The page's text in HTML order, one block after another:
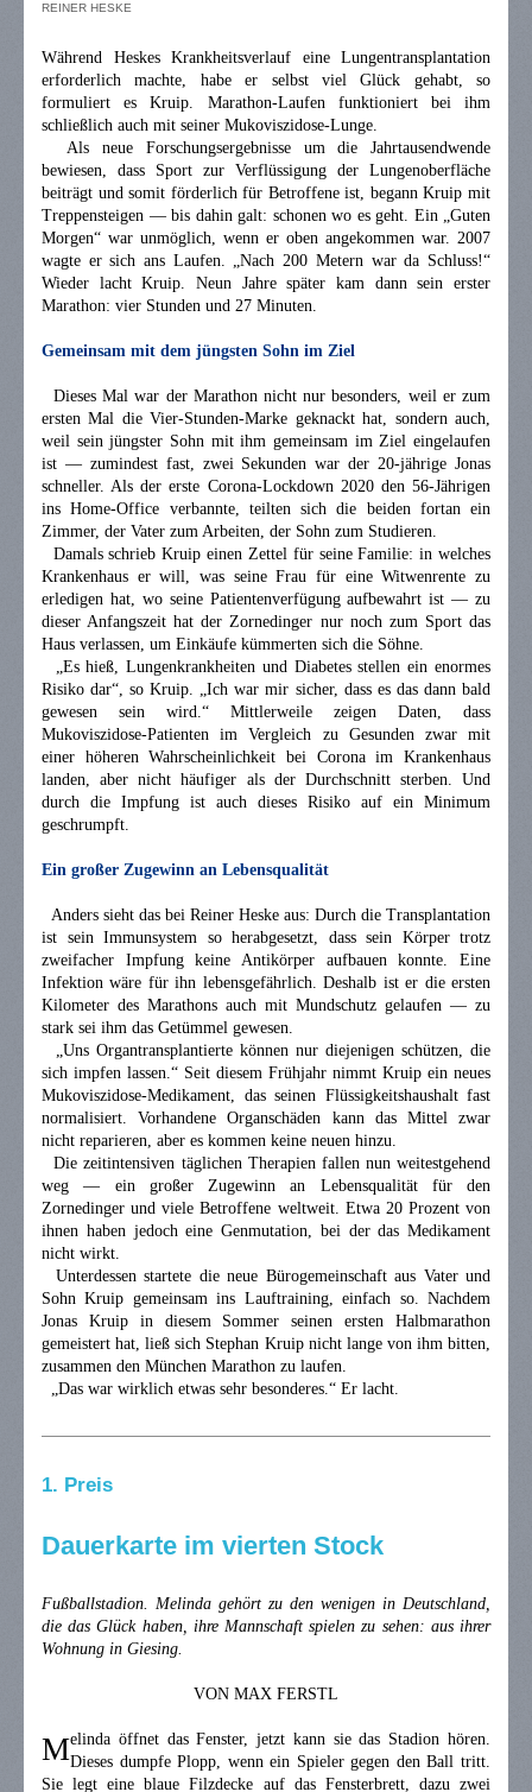
REINER HESKE
Während Heskes Krankheitsverlauf eine Lungentransplantation
erforderlich machte, habe er selbst viel Glück gehabt, so
formuliert es Kruip. Marathon-Laufen funktioniert bei ihm
schließlich auch mit seiner Mukoviszidose-Lunge.
Als neue Forschungsergebnisse um die Jahrtausendwende
bewiesen, dass Sport zur Verflüssigung der Lungenoberfläche
beiträgt und somit förderlich für Betroffene ist, begann Kruip mit
Treppensteigen — bis dahin galt: schonen wo es geht. Ein „Guten
Morgen“ war unmöglich, wenn er oben angekommen war. 2007
wagte er sich ans Laufen. „Nach 200 Metern war da Schluss!“
Wieder lacht Kruip. Neun Jahre später kam dann sein erster
Marathon: vier Stunden und 27 Minuten.
Gemeinsam mit dem jüngsten Sohn im Ziel
Dieses Mal war der Marathon nicht nur besonders, weil er zum
ersten Mal die Vier-Stunden-Marke geknackt hat, sondern auch,
weil sein jüngster Sohn mit ihm gemeinsam im Ziel eingelaufen
ist — zumindest fast, zwei Sekunden war der 20-jährige Jonas
schneller. Als der erste Corona-Lockdown 2020 den 56-Jährigen
ins Home-Office verbannte, teilten sich die beiden fortan ein
Zimmer, der Vater zum Arbeiten, der Sohn zum Studieren.
Damals schrieb Kruip einen Zettel für seine Familie: in welches
Krankenhaus er will, was seine Frau für eine Witwenrente zu
erledigen hat, wo seine Patientenverfügung aufbewahrt ist — zu
dieser Anfangszeit hat der Zornedinger nur noch zum Sport das
Haus verlassen, um Einkäufe kümmerten sich die Söhne.
„Es hieß, Lungenkrankheiten und Diabetes stellen ein enormes
Risiko dar“, so Kruip. „Ich war mir sicher, dass es das dann bald
gewesen sein wird.“ Mittlerweile zeigen Daten, dass
Mukoviszidose-Patienten im Vergleich zu Gesunden zwar mit
einer höheren Wahrscheinlichkeit bei Corona im Krankenhaus
landen, aber nicht häufiger als der Durchschnitt sterben. Und
durch die Impfung ist auch dieses Risiko auf ein Minimum
geschrumpft.
Ein großer Zugewinn an Lebensqualität
Anders sieht das bei Reiner Heske aus: Durch die Transplantation
ist sein Immunsystem so herabgesetzt, dass sein Körper trotz
zweifacher Impfung keine Antikörper aufbauen konnte. Eine
Infektion wäre für ihn lebensgefährlich. Deshalb ist er die ersten
Kilometer des Marathons auch mit Mundschutz gelaufen — zu
stark sei ihm das Getümmel gewesen.
„Uns Organtransplantierte können nur diejenigen schützen, die
sich impfen lassen.“ Seit diesem Frühjahr nimmt Kruip ein neues
Mukoviszidose-Medikament, das seinen Flüssigkeitshaushalt fast
normalisiert. Vorhandene Organschäden kann das Mittel zwar
nicht reparieren, aber es kommen keine neuen hinzu.
Die zeitintensiven täglichen Therapien fallen nun weitestgehend
weg — ein großer Zugewinn an Lebensqualität für den
Zornedinger und viele Betroffene weltweit. Etwa 20 Prozent von
ihnen haben jedoch eine Genmutation, bei der das Medikament
nicht wirkt.
Unterdessen startete die neue Bürogemeinschaft aus Vater und
Sohn Kruip gemeinsam ins Lauftraining, einfach so. Nachdem
Jonas Kruip in diesem Sommer seinen ersten Halbmarathon
gemeistert hat, ließ sich Stephan Kruip nicht lange von ihm bitten,
zusammen den München Marathon zu laufen.
„Das war wirklich etwas sehr besonderes.“ Er lacht.
1. Preis
Dauerkarte im vierten Stock
Fußballstadion. Melinda gehört zu den wenigen in Deutschland,
die das Glück haben, ihre Mannschaft spielen zu sehen: aus ihrer
Wohnung in Giesing.
VON MAX FERSTL
Melinda öffnet das Fenster, jetzt kann sie das Stadion hören.
Dieses dumpfe Plopp, wenn ein Spieler gegen den Ball tritt.
Sie legt eine blaue Filzdecke auf das Fensterbrett, dazu zwei